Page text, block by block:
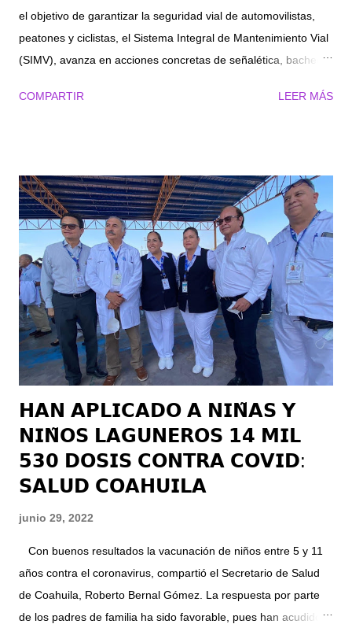
el objetivo de garantizar la seguridad vial de automovilistas,
peatones y ciclistas, el Sistema Integral de Mantenimiento Vial
(SIMV), avanza en acciones concretas de señalética, bacheo,
Roberto Escalante González, director del SIMV, explicó que en
año se ha trabajado en más de 150,000 m2 de pavimento,
aproximadamente 2,500 baches en 232 colonias, y para
garantizar la seguridad vial, se han atendido más de 1,500
incidencias en semáforos y más de 1,600 asistencias
realizadas de señalética horizontal y vertical en pasos
peatonales, colocación boyas, reparación de bocas de
tormenta y registros, además de otras acciones como
remozamiento de cordonería y pintura. También se realiza...
COMPARTIR LEER MÁS
𝗛𝗔𝗡 𝗔𝗣𝗟𝗜𝗖𝗔𝗗𝗢 𝗔 𝗡𝗜𝗡̃𝗔𝗦 𝗬
𝗡𝗜𝗡̃𝗢𝗦 𝗟𝗔𝗚𝗨𝗡𝗘𝗥𝗢𝗦 𝟭𝟰 𝗠𝗜𝗟
𝟱𝟯𝟬 𝗗𝗢𝗦𝗜𝗦 𝗖𝗢𝗡𝗧𝗥𝗔 𝗖𝗢𝗩𝗜𝗗:
𝗦𝗔𝗟𝗨𝗗 𝗖𝗢𝗔𝗛𝗨𝗜𝗟𝗔
junio 29, 2022
Con buenos resultados la vacunación de niños entre 5 y 11
años contra el coronavirus, compartió el Secretario de Salud
de Coahuila, Roberto Bernal Gómez. La respuesta por parte
de los padres de familia ha sido favorable, pues han acudido